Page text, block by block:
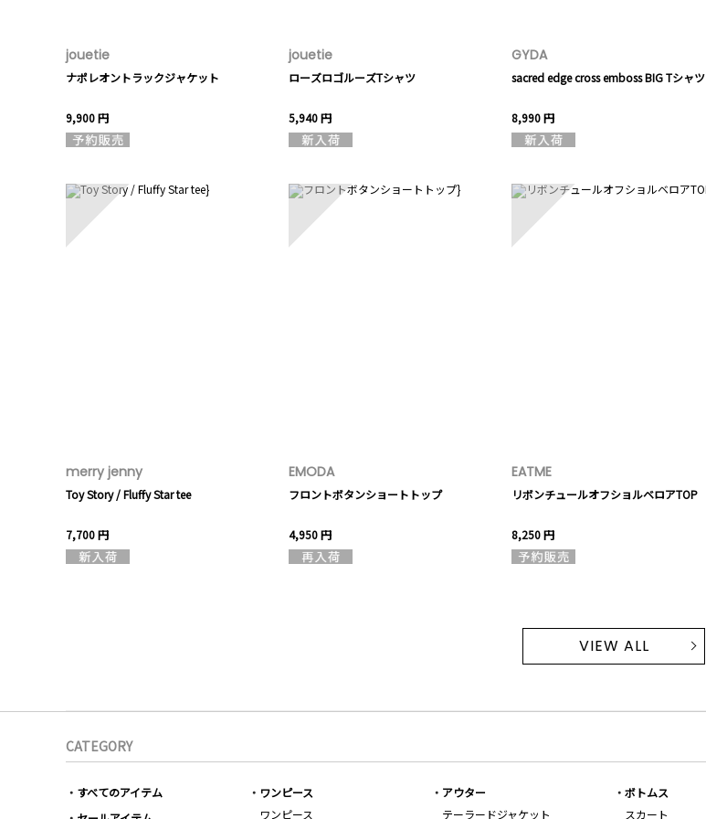
jouetie
ナポレオントラックジャケット
9,900 円
jouetie
ローズロゴルーズTシャツ
5,940 円
GYDA
sacred edge cross emboss BIG Tシャツ
8,990 円
merry jenny
Toy Story / Fluffy Star tee
7,700 円
EMODA
フロントボタンショートトップ
4,950 円
EATME
リボンチュールオフショルベロアTOP
8,250 円
VIEW ALL
CATEGORY
すべてのアイテム
ワンピース
ワンピース
アウター
テーラードジャケット
ボトムス
スカート